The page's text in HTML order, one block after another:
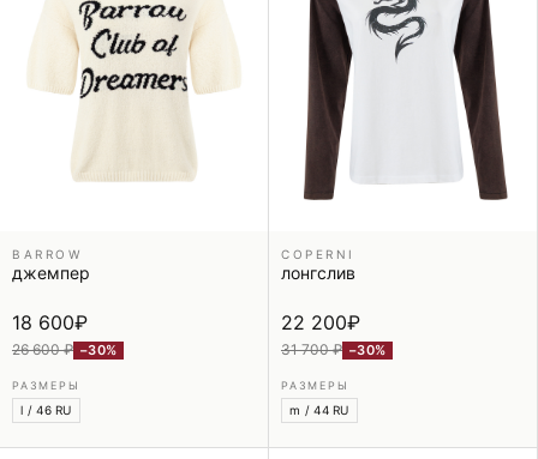
BARROW
джемпер
18 600₽
26 600 ₽ −30%
РАЗМЕРЫ
l / 46 RU
COPERNI
лонгслив
22 200₽
31 700 ₽ −30%
РАЗМЕРЫ
m / 44 RU